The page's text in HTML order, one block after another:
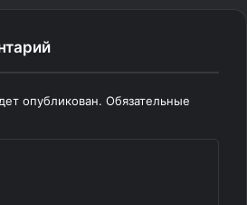
опубликован. Обязательные